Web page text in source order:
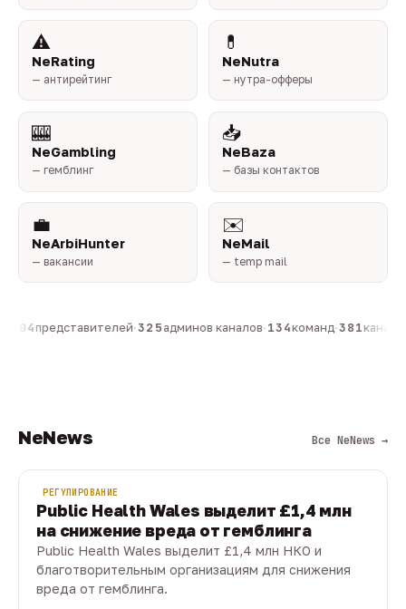
⚠️
NeRating
— антирейтинг
💊
NeNutra
— нутра-офферы
🎰
NeGambling
— гемблинг
📥
NeBaza
— базы контактов
💼
NeArbiHunter
— вакансии
✉️
NeMail
— temp mail
804представителей·325 админов каналов·134команд·381каналов
NeNews Все NeNews →
РЕГУЛИРОВАНИЕ
Public Health Wales выделит £1,4 млн
на снижение вреда от гемблинга
Public Health Wales выделит £1,4 млн НКО и
благотворительным организациям для снижения
вреда от гемблинга.